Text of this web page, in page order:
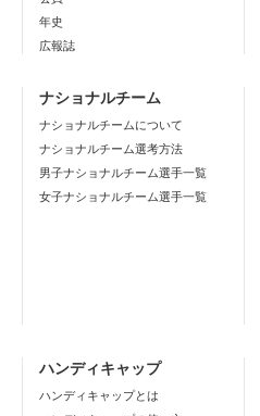
年史
広報誌
ナショナルチーム
ナショナルチームについて
ナショナルチーム選考方法
男子ナショナルチーム選手一覧
女子ナショナルチーム選手一覧
ハンディキャップ
ハンディキャップとは